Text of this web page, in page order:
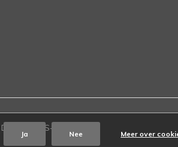
DMWS RSS-feed
Ja Nee Meer over